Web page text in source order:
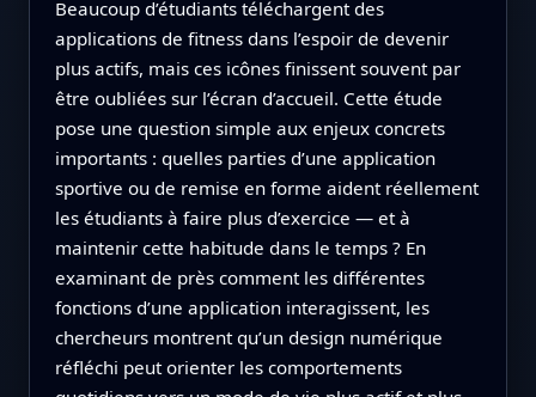
Beaucoup d’étudiants téléchargent des
applications de fitness dans l’espoir de devenir
plus actifs, mais ces icônes finissent souvent par
être oubliées sur l’écran d’accueil. Cette étude
pose une question simple aux enjeux concrets
importants : quelles parties d’une application
sportive ou de remise en forme aident réellement
les étudiants à faire plus d’exercice — et à
maintenir cette habitude dans le temps ? En
examinant de près comment les différentes
fonctions d’une application interagissent, les
chercheurs montrent qu’un design numérique
réfléchi peut orienter les comportements